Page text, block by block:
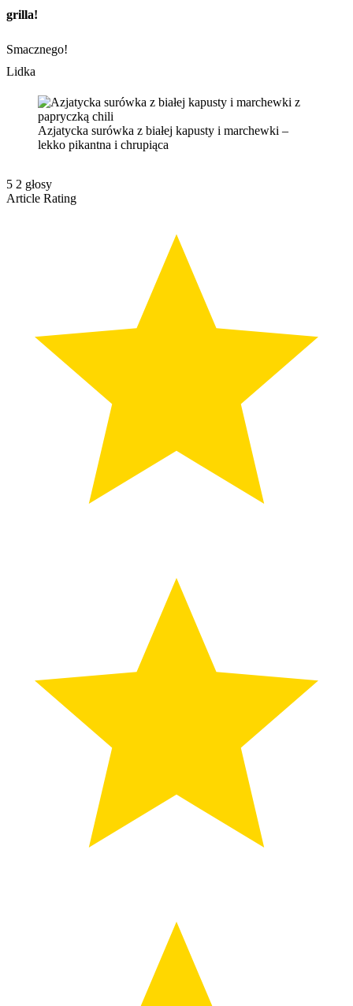
grilla!
Smacznego!
Lidka
Azjatycka surówka z białej kapusty i marchewki –
lekko pikantna i chrupiąca
5 2 głosy
Article Rating